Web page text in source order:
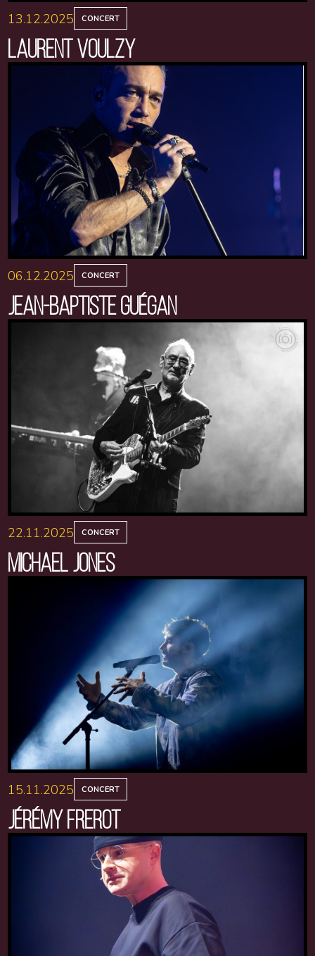
13.12.2025 CONCERT
LAURENT VOULZY
06.12.2025 CONCERT
JEAN-BAPTISTE GUÉGAN
22.11.2025 CONCERT
MICHAEL JONES
15.11.2025 CONCERT
JÉRÉMY FREROT